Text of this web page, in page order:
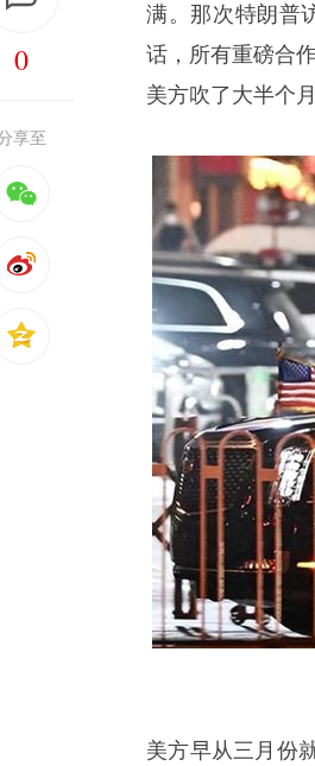
0
享至
满。那次特朗普
话，所有重磅合
美方吹了大半个
美方早从三月份